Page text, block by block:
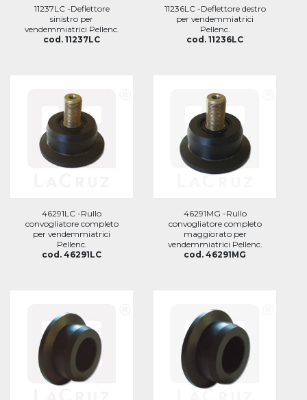
11237LC -Deflettore
sinistro per
vendemmiatrici Pellenc.
cod. 11237LC
11236LC -Deflettore destro
per vendemmiatrici
Pellenc.
cod. 11236LC
46291LC -Rullo
convogliatore completo
per vendemmiatrici
Pellenc.
cod. 46291LC
46291MG -Rullo
convogliatore completo
maggiorato per
vendemmiatrici Pellenc.
cod. 46291MG